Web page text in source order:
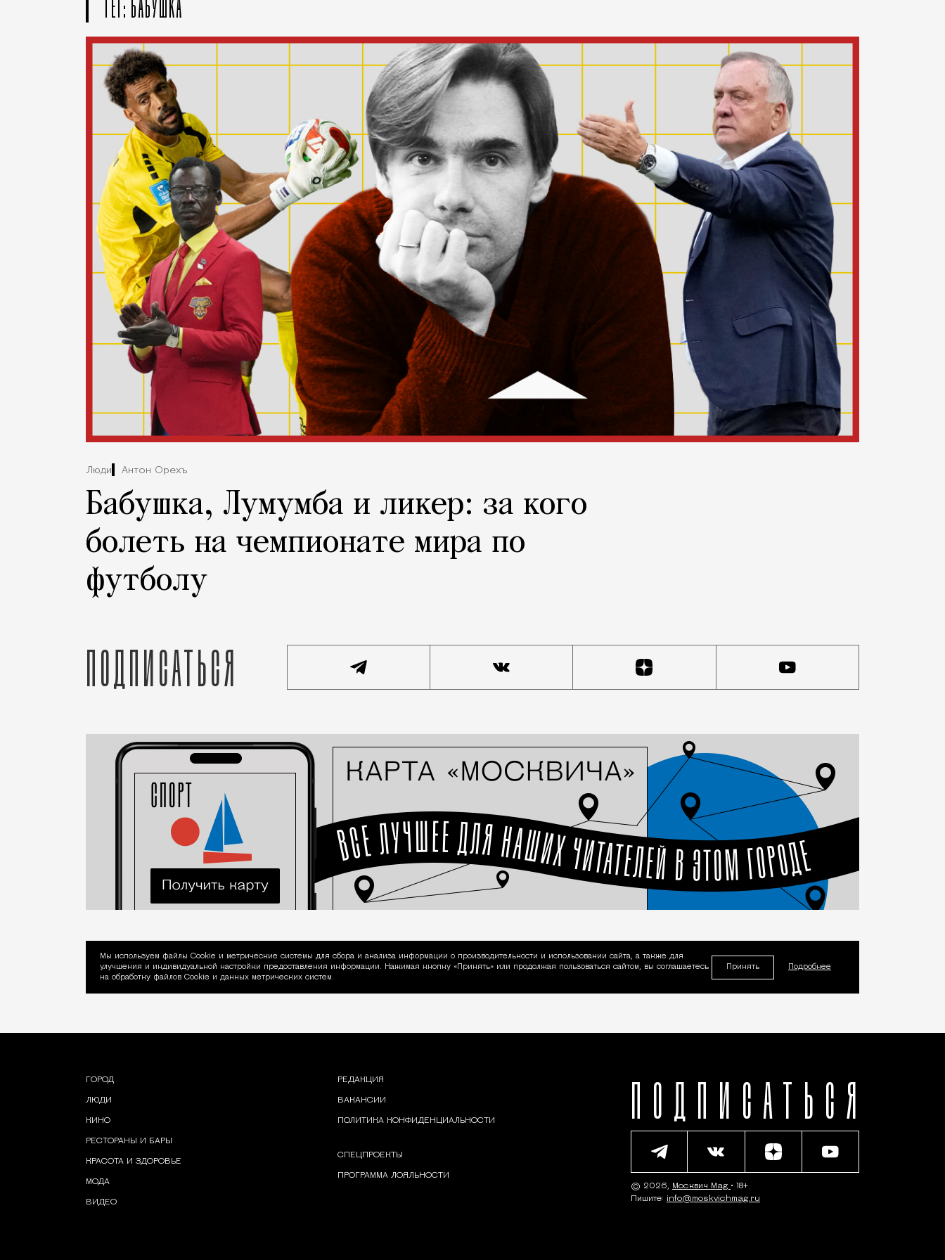
Люди Антон Орехъ
Бабушка, Лумумба и ликер: за кого
болеть на чемпионате мира по
футболу
Подписаться
Уведомление об использовании Cookie
Мы используем файлы Сookie и метрические системы для сбора и анализа информации о производительности и использовании сайта, а также для
улучшения и индивидуальной настройки предоставления информации. Нажимая кнопку «Принять» или продолжая пользоваться сайтом, вы соглашаетесь
на обработку файлов Cookie и данных метрических систем.
Принять Подробнее
ГОРОД
ЛЮДИ
КИНО
РЕСТОРАНЫ И БАРЫ
КРАСОТА И ЗДОРОВЬЕ
МОДА
ВИДЕО
РЕДАКЦИЯ
ВАКАНСИИ
ПОЛИТИКА КОНФИДЕНЦИАЛЬНОСТИ
СПЕЦПРОЕКТЫ
ПРОГРАММА ЛОЯЛЬНОСТИ
ПОДПИСАТЬСЯ
© 2026, Москвич Mag • 18+
Пишите: info@moskvichmag.ru